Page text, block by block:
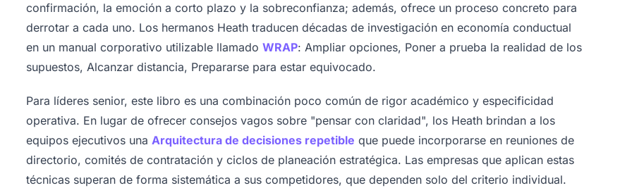
confirmación, la emoción a corto plazo y la sobreconfianza; además, ofrece un proceso concreto para
derrotar a cada uno. Los hermanos Heath traducen décadas de investigación en economía conductual
en un manual corporativo utilizable llamadoWRAP: Ampliar opciones, Poner a prueba la realidad de los
supuestos, Alcanzar distancia, Prepararse para estar equivocado.
Para líderes senior, este libro es una combinación poco común de rigor académico y especificidad
operativa. En lugar de ofrecer consejos vagos sobre "pensar con claridad", los Heath brindan a los
equipos ejecutivos unaArquitectura de decisiones repetible que puede incorporarse en reuniones de
directorio, comités de contratación y ciclos de planeación estratégica. Las empresas que aplican estas
técnicas superan de forma sistemática a sus competidores, que dependen solo del criterio individual.